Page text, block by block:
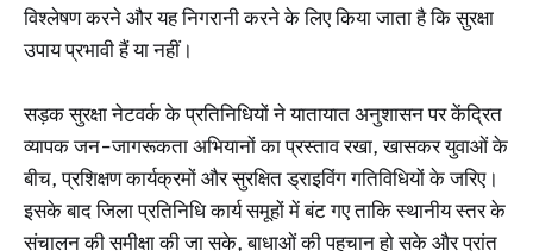
विश्लेषण करने और यह निगरानी करने के लिए किया जाता है कि सुरक्षा
उपाय प्रभावी हैं या नहीं।
सड़क सुरक्षा नेटवर्क के प्रतिनिधियों ने यातायात अनुशासन पर केंद्रित
व्यापक जन-जागरूकता अभियानों का प्रस्ताव रखा, खासकर युवाओं के
बीच, प्रशिक्षण कार्यक्रमों और सुरक्षित ड्राइविंग गतिविधियों के जरिए।
इसके बाद जिला प्रतिनिधि कार्य समूहों में बंट गए ताकि स्थानीय स्तर के
संचालन की समीक्षा की जा सके, बाधाओं की पहचान हो सके और प्रांत